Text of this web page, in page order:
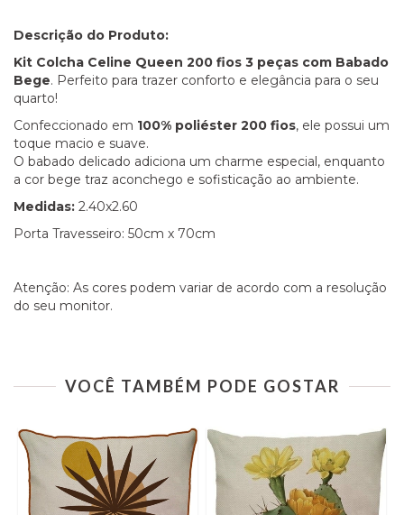
Descrição do Produto:
Kit Colcha Celine Queen 200 fios 3 peças com Babado
Bege. Perfeito para trazer conforto e elegância para o seu
quarto!
Confeccionado em 100% poliéster 200 fios, ele possui um
toque macio e suave.
O babado delicado adiciona um charme especial, enquanto
a cor bege traz aconchego e sofisticação ao ambiente.
Medidas: 2.40x2.60
Porta Travesseiro: 50cm x 70cm
Atenção: As cores podem variar de acordo com a resolução
do seu monitor.
VOCÊ TAMBÉM PODE GOSTAR